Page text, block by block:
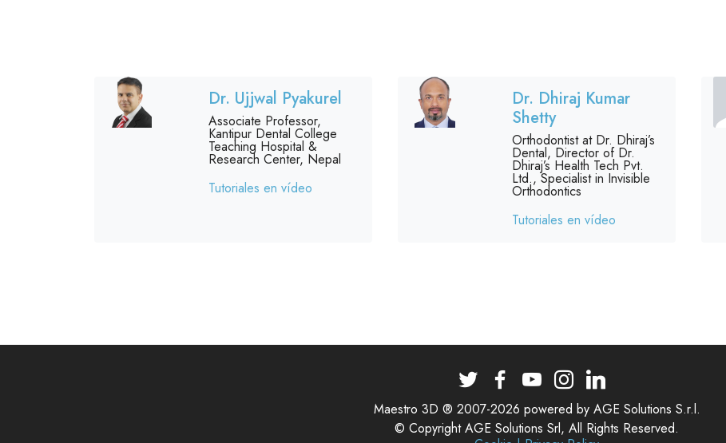
Dr. Ujjwal Pyakurel
Associate Professor,
Kantipur Dental College
Teaching Hospital &
Research Center, Nepal
Tutoriales en vídeo
Dr. Dhiraj Kumar
Shetty
Orthodontist at Dr. Dhiraj’s
Dental, Director of Dr.
Dhiraj’s Health Tech Pvt.
Ltd., Specialist in Invisible
Orthodontics
Tutoriales en vídeo
Maestro 3D ® 2007-2026 powered by AGE Solutions S.r.l.
© Copyright AGE Solutions Srl, All Rights Reserved.